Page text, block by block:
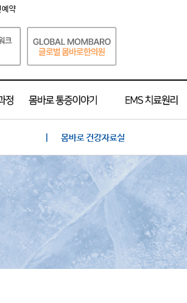
예약
| 몸바로 건강자료실
몸바로 소개
네트워크 소개
공지사항
언론 속의 몸바로